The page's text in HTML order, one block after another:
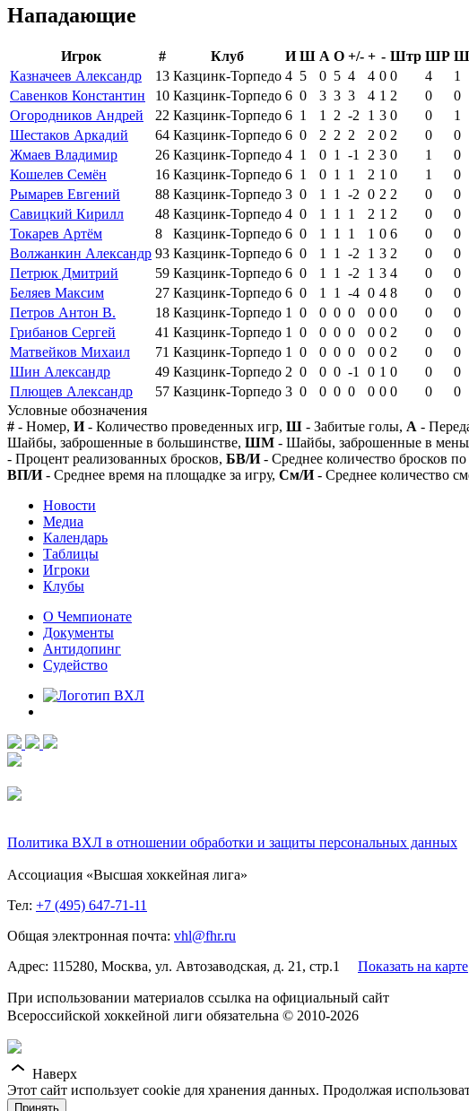
Нападающие
Игрок # Клуб И Ш А О +/- + - Штр ШР
Казначеев Александр
13 Казцинк-Торпедо 4 5 0 5 4 4 0 0 4 1
Савенков Константин
10 Казцинк-Торпедо 6 0 3 3 3 4 1 2 0 0
Огородников Андрей
22 Казцинк-Торпедо 6 1 1 2 -2 1 3 0 0 1
Шестаков Аркадий
64 Казцинк-Торпедо 6 0 2 2 2 2 0 2 0 0
Жмаев Владимир
26 Казцинк-Торпедо 4 1 0 1 -1 2 3 0 1 0
Кошелев Семён
16 Казцинк-Торпедо 6 1 0 1 1 2 1 0 1 0
Рымарев Евгений
88 Казцинк-Торпедо 3 0 1 1 -2 0 2 2 0 0
Савицкий Кирилл
48 Казцинк-Торпедо 4 0 1 1 1 2 1 2 0 0
Токарев Артём
8 Казцинк-Торпедо 6 0 1 1 1 1 0 6 0 0
Волжанкин Александр 93 Казцинк-Торпедо 6 0 1 1 -2 1 3 2 0 0
Петрюк Дмитрий
59 Казцинк-Торпедо 6 0 1 1 -2 1 3 4 0 0
Беляев Максим
27 Казцинк-Торпедо 6 0 1 1 -4 0 4 8 0 0
Петров Антон В.
18 Казцинк-Торпедо 1 0 0 0 0 0 0 0 0 0
Грибанов Сергей
41 Казцинк-Торпедо 1 0 0 0 0 0 0 2 0 0
Матвейков Михаил
71 Казцинк-Торпедо 1 0 0 0 0 0 0 2 0 0
Шин Александр
49 Казцинк-Торпедо 2 0 0 0 -1 0 1 0 0 0
Плющев Александр
57 Казцинк-Торпедо 3 0 0 0 0 0 0 0 0 0
Условные обозначения
# - Номер, И- Количество проведенных игр, Ш - Забитые голы, А -
Шайбы, заброшенные в большинстве, ШМ - Шайбы, заброшенные в
- Процент реализованных бросков, БВ/И- Среднее количество бросков по
ВП/И- Среднее время на площадке за игру, См/И- Среднее количество
Новости
Медиа
Календарь
Таблицы
Игроки
Клубы
О Чемпионате
Документы
Антидопинг
Судейство
Политика ВХЛ в отношении обработки и защиты персональных данных
Ассоциация «Высшая хоккейная лига»
Тел: +7 (495) 647-71-11
Общая электронная почта: vhl@fhr.ru
Адрес: 115280, Москва, ул. Автозаводская, д. 21, стр.1 Показать на карте
При использовании материалов ссылка на официальный сайт
Всероссийской хоккейной лиги обязательна © 2010-2026
Наверх
Этот сайт использует cookie для хранения данных. Продолжая
Принять